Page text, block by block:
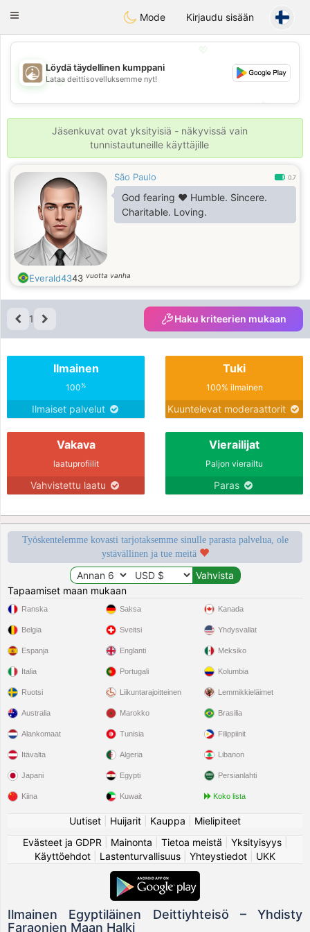
Bahebik
Toggle
Mode Kirjaudu sisään
💖
💕
💕
Löydä täydellinen kumppani
Lataa deittisovelluksemme nyt!
Jäsenkuvat ovat yksityisiä - näkyvissä vain
tunnistautuneille käyttäjille
São Paulo 0.7
God fearing ❤️ Humble. Sincere.
Charitable. Loving.
Everald4343 vuotta vanha
1 Haku kriteerien mukaan
Ilmainen
100%
Ilmaiset palvelut
Tuki
100% ilmainen
Kuuntelevat moderaattorit
Vakava
laatuprofiilit
Vahvistettu laatu
Vierailijat
Paljon vierailtu
Paras
Työskentelemme kovasti tarjotaksemme sinulle parasta palvelua, ole
ystävällinen ja tue meitä
Tapaamiset maan mukaan
Ranska
Belgia
Espanja
Italia
Ruotsi
Saksa
Sveitsi
Englanti
Portugali
Liikuntarajoitteinen
Kanada
Yhdysvallat
Meksiko
Kolumbia
Lemmikkieläimet
Australia
Alankomaat
Itävalta
Japani
Kiina
Marokko
Tunisia
Algeria
Egypti
Kuwait
Brasilia
Filippiinit
Libanon
Persianlahti
Koko lista
Uutiset Huijarit Kauppa
Mielipiteet
Evästeet ja GDPR
Mainonta Tietoa meistä Yksityisyys|
Käyttöehdot
Lastenturvallisuus Yhteystiedot UKK
Ilmainen Egyptiläinen Deittiyhteisö – Yhdisty
Faraonien Maan Halki